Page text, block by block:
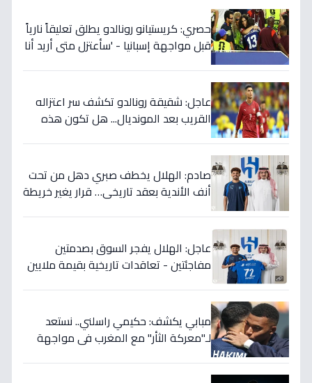
حصري: كريستيانو رونالدو يطلق تعليقاً نارياً
قبل مواجهة إسبانيا - 'سأعتزل متى أريد أنا
عاجل: شقيقة رونالدو تكشف سر اعتزاله
القريب بعد المونديال... هل تكون هذه
صادم: الهلال يخطف صبري دهل من تحت
أنف الأندية بعقد تاريخي… قرار يغير خريطة
عاجل: الهلال يفجر السوق بصدمتين
مفاجئتين - تعاقدات تاريخية بقيمة ملايين
مبابي يكشف: حكيمي راسلني.. نستعد
لـ"معركة الثأر" مع المغرب في مواجهة